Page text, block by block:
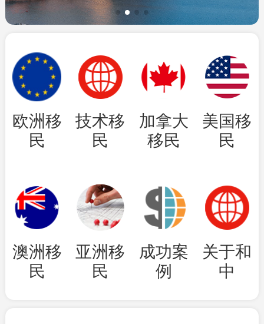
欧洲移
民
技术移
民
加拿大
移民
美国移
民
澳洲移
民
亚洲移
民
成功案
例
关于和
中